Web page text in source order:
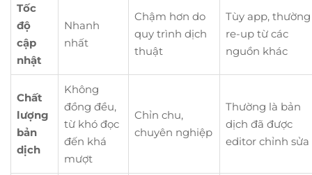
Tốc
độ
cập
nhật
Nhanh
nhất
Chậm hơn do
quy trình dịch
thuật
Tùy app, thường
re-up từ các
nguồn khác
Chất
lượng
bản
dịch
Không
đồng đều,
từ khó đọc
đến khá
mượt
Chỉn chu,
chuyên nghiệp
Thường là bản
dịch đã được
editor chỉnh sửa